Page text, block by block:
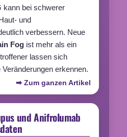
kann bei schwerer
und
verbessern. Neue
Fog ist mehr als ein
lassen sich
erkennen.
➡ Zum ganzen Artikel
und Anifrolumab